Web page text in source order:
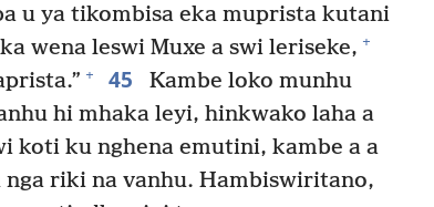
u ya tikombisa eka muprista kutani
wena leswi Muxe a swi leriseke, +
+ 45
Kambe loko munhu
hi mhaka leyi, hinkwako laha a
koti ku nghena emutini, kambe a a
riki na vanhu. Hambiswiritano,